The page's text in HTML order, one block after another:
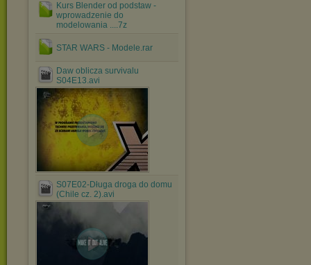
Kurs Blender od podstaw -
wprowadzenie do
modelowania ....7z
STAR WARS - Modele.rar
Daw oblicza survivalu
S04E13.avi
S07E02-Długa droga do domu
(Chile cz. 2).avi